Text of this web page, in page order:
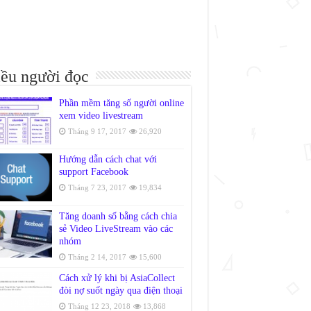
người đọc
Phần mềm tăng số người online
xem video livestream
Tháng 9 17, 2017 26,920
Hướng dẫn cách chat với
support Facebook
Tháng 7 23, 2017 19,834
Tăng doanh số bằng cách chia
sẻ Video LiveStream vào các
nhóm
Tháng 2 14, 2017 15,600
Cách xử lý khi bị AsiaCollect
đòi nợ suốt ngày qua điện thoại
Tháng 12 23, 2018 13,868